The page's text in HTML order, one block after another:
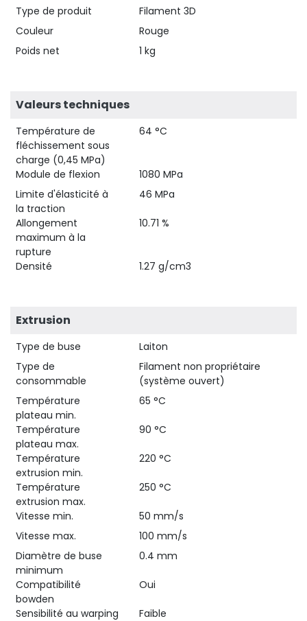
Type de produit
Filament 3D
Couleur
Rouge
Poids net
1 kg
Valeurs techniques
Température de
fléchissement sous
charge (0,45 MPa)
64 °C
Module de flexion
1080 MPa
Limite d'élasticité à
la traction
46 MPa
Allongement
maximum à la
rupture
10.71 %
Densité 1.27 g/cm3
Extrusion
Type de buse
Laiton
Type de
consommable
Filament non propriétaire
(système ouvert)
Température
plateau min.
65 °C
Température
plateau max.
90 °C
Température
extrusion min.
220 °C
Température
extrusion max.
250 °C
Vitesse min.
50 mm/s
Vitesse max.
100 mm/s
Diamètre de buse
minimum
0.4 mm
Compatibilité
bowden
Oui
Sensibilité au warping
Faible